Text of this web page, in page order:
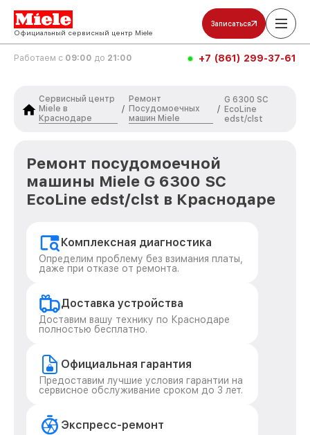
Официальный сервисный центр Miele
Записаться
Работаем с 09:00 до 21:00 +7 (861) 299-37-61
Сервисный центр
Miele в
Краснодаре
/
Ремонт
Посудомоечных
машин Miele
/
G 6300 SC
EcoLine
edst/clst
Ремонт посудомоечной
машины Miele G 6300 SC
EcoLine edst/clst в Краснодаре
Комплексная диагностика
Определим проблему без взимания платы,
даже при отказе от ремонта.
Доставка устройства
Доставим вашу технику по Краснодаре
полностью бесплатно.
Официальная гарантия
Предоставим лучшие условия гарантии на
сервисное обслуживание сроком до 3 лет.
Экспресс-ремонт